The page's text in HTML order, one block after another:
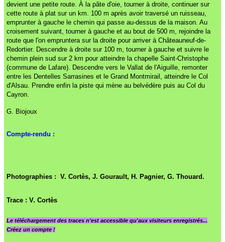
devient une petite route. À la pâte d'oie, tourner à droite, continuer sur
cette route à plat sur un km. 100 m après avoir traversé un ruisseau,
emprunter à gauche le chemin qui passe au-dessus de la maison. Au
croisement suivant, tourner à gauche et au bout de 500 m, rejoindre la
route que l'on empruntera sur la droite pour arriver à Châteauneuf-de-
Redortier. Descendre à droite sur 100 m, tourner à gauche et suivre le
chemin plein sud sur 2 km pour atteindre la chapelle Saint-Christophe
(commune de Lafare). Descendre vers le Vallat de l'Aiguille, remonter
entre les Dentelles Sarrasines et le Grand Montmirail, atteindre le Col
d'Alsau. Prendre enfin la piste qui mène au belvédère puis au Col du
Cayron.
G. Biojoux
Compte-rendu :
Photographies : V. Cortès, J. Gourault, H. Pagnier, G. Thouard.
Trace : V. Cortès
Le téléchargement des traces n'est accessible qu'aux visiteurs enregistrés...
Créez un compte !